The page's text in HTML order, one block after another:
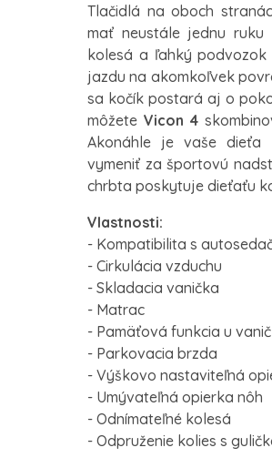
Tlačidlá na oboch
mať neustále jednu ruku
kolesá a ľahký podvozok
jazdu na akomkoľvek
sa kočík postará aj o
môžete Vicon 4
Akonáhle je vaše dieťa
vymeniť za športovú
chrbta poskytuje dieťaťu
Vlastnosti:
- Kompatibilita s
- Cirkulácia vzduchu
- Skladacia vanička
- Matrac
- Pamäťová funkcia u
- Parkovacia brzda
- Výškovo nastaviteľná
- Umývateľná opierka nôh
- Odnímateľné kolesá
- Odpruženie kolies s